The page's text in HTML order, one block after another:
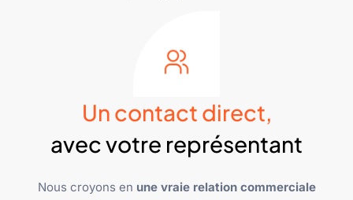
Un contact direct,
avec votre représentant
Nous croyons en une vraie relation commerciale